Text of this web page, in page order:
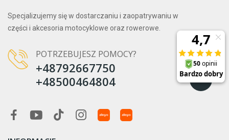
Specjalizujemy się w dostarczaniu i zaopatrywaniu w
części i akcesoria motocyklowe oraz rowerowe.
POTRZEBUJESZ POMOCY?
+48792667750
+48500464804